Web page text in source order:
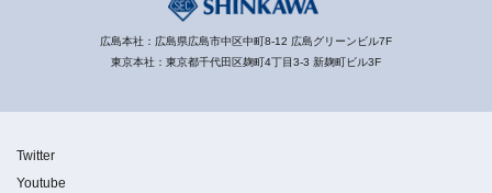
広島本社：広島県広島市中区中町8-12 広島グリーンビル7F
東京本社：東京都千代田区麹町4丁目3-3 新麹町ビル3F
Twitter
Youtube